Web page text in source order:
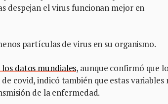
despejan el virus funcionan mejor en
partículas de virus en su organismo.
datos mundiales, aunque confirmó que
covid, indicó también que estas variables
de la enfermedad.